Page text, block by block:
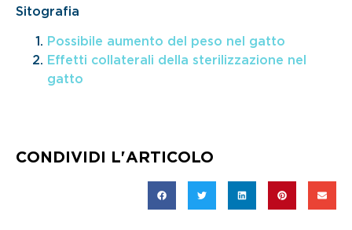
Sitografia
Possibile aumento del peso nel gatto
Effetti collaterali della sterilizzazione nel
gatto
CONDIVIDI L'ARTICOLO